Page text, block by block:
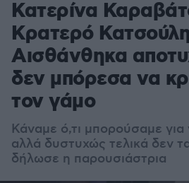
Κατερίνα
Κρατερό
Αισθάνθηκα
δεν μπόρεσα να
τον γάμο
Κάναμε ό,τι μπορούσαμε για
αλλά δυστυχώς τελικά δεν
δήλωσε η παρουσιάστρια